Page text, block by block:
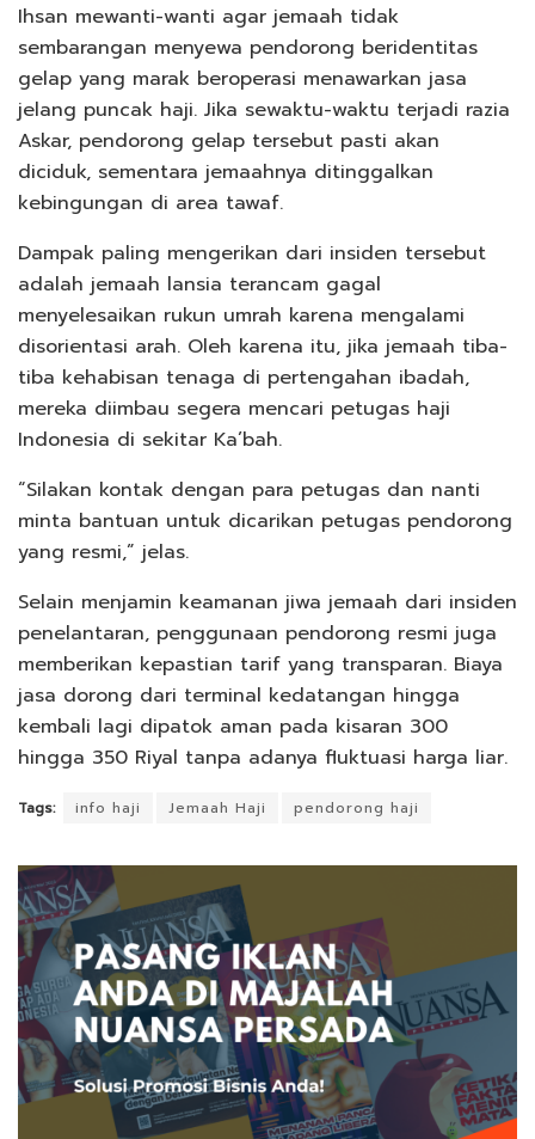
Ihsan mewanti-wanti agar jemaah tidak
sembarangan menyewa pendorong beridentitas
gelap yang marak beroperasi menawarkan jasa
jelang puncak haji. Jika sewaktu-waktu terjadi razia
Askar, pendorong gelap tersebut pasti akan
diciduk, sementara jemaahnya ditinggalkan
kebingungan di area tawaf.
Dampak paling mengerikan dari insiden tersebut
adalah jemaah lansia terancam gagal
menyelesaikan rukun umrah karena mengalami
disorientasi arah. Oleh karena itu, jika jemaah tiba-
tiba kehabisan tenaga di pertengahan ibadah,
mereka diimbau segera mencari petugas haji
Indonesia di sekitar Ka’bah.
“Silakan kontak dengan para petugas dan nanti
minta bantuan untuk dicarikan petugas pendorong
yang resmi,” jelas.
Selain menjamin keamanan jiwa jemaah dari insiden
penelantaran, penggunaan pendorong resmi juga
memberikan kepastian tarif yang transparan. Biaya
jasa dorong dari terminal kedatangan hingga
kembali lagi dipatok aman pada kisaran 300
hingga 350 Riyal tanpa adanya fluktuasi harga liar.
Tags: info haji Jemaah Haji pendorong haji